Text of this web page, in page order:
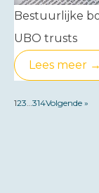
Bestuurlijke
UBO trusts
Lees meer →
123 314Volgende »